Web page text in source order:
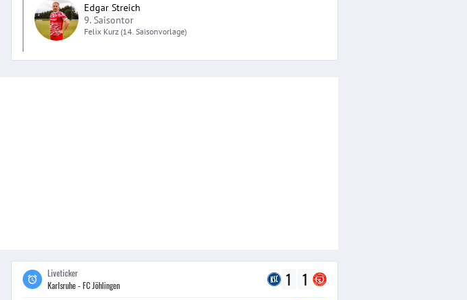
Edgar Streich
9. Saisontor
Felix Kurz (14. Saisonvorlage)
Liveticker
Karlsruhe - FC Jöhlingen
1 1